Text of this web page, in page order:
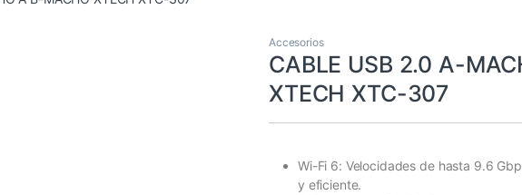
Accesorios
CABLE USB 2.0 A-
XTECH XTC-307
Wi-Fi 6: Velocidades de hasta 9.6
y eficiente.